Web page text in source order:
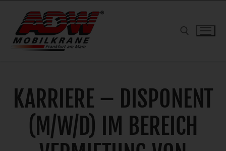
springen
KARRIERE – DISPONENT
(M/W/D) IM BEREICH